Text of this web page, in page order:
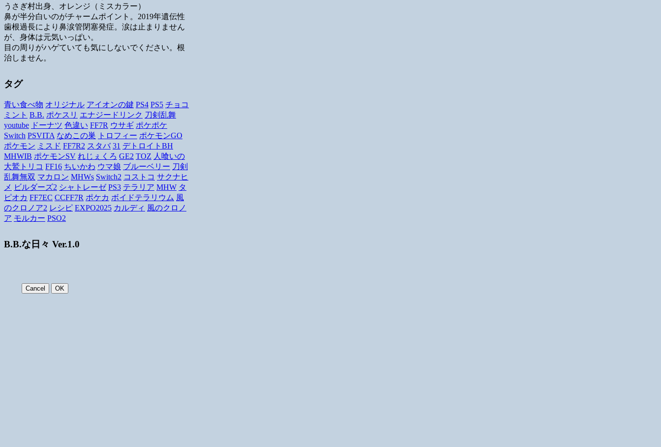
うさぎ村出身、オレンジ（ミスカラー）
鼻が半分白いのがチャームポイント。2019年遺伝性
歯根過長により鼻涙管閉塞発症。涙は止まりません
が、身体は元気いっぱい。
目の周りがハゲていても気にしないでください。根
治しません。
タグ
青い食べ物 オリジナル アイオンの鍵 PS4 PS5 チョコ
ミント B.B. ポケスリ エナジードリンク 刀剣乱舞
youtube ドーナツ 色違い FF7R ウサギ ポケポケ
Switch PSVITA なめこの巣 トロフィー ポケモンGO
ポケモン ミスド FF7R2 スタバ 31 デトロイトBH
MHWIB ポケモンSV れじぇくろ GE2 TOZ 人喰いの
大鷲トリコ FF16 ちいかわ ウマ娘 ブルーベリー 刀剣
乱舞無双 マカロン MHWs Switch2 コストコ サクナヒ
メ ビルダーズ2 シャトレーゼ PS3 テラリア MHW タ
ピオカ FF7EC CCFF7R ポケカ ボイドテラリウム 風
のクロノア2 レシピ EXPO2025 カルディ 風のクロノ
ア モルカー PSO2
B.B.な日々 Ver.1.0